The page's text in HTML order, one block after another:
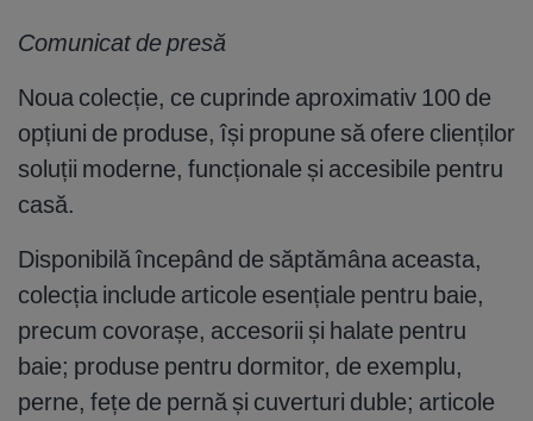
Comunicat de presă
Noua colecție, ce cuprinde aproximativ 100 de
opțiuni de produse, își propune să ofere clienților
soluții moderne, funcționale și accesibile pentru
casă.
Disponibilă începând de săptămâna aceasta,
colecția include articole esențiale pentru baie,
precum covorașe, accesorii și halate pentru
baie; produse pentru dormitor, de exemplu,
perne, fețe de pernă și cuverturi duble; articole